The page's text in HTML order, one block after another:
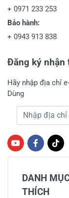
+ 0971 233 253
Bảo hành:
+ 0943 913 838
Đăng ký nhận
Hãy nhập địa chỉ
Dùng
Địa chỉ e-mail
DANH
THÍCH